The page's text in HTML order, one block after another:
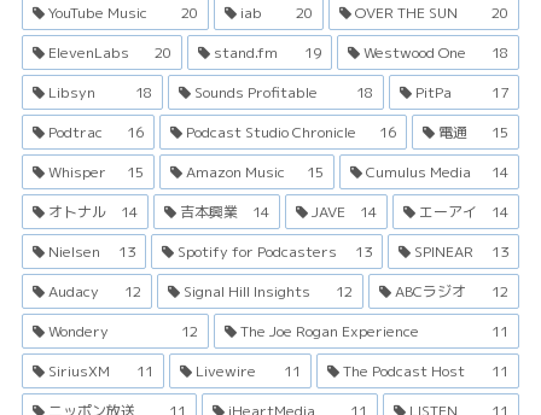
YouTube Music
20 iab 20 OVER THE SUN
20
ElevenLabs
20 stand.fm 19 Westwood One
18
Libsyn
18 Sounds Profitable 18 PitPa
17
Podtrac
16 Podcast Studio Chronicle 16 電通
15
Whisper
15 Amazon Music 15 Cumulus Media
14
オトナル
14 吉本興業 14 JAVE 14 エーアイ
14
Nielsen
13 Spotify for Podcasters 13 SPINEAR
13
Audacy
12 Signal Hill Insights 12 ABCラジオ
12
Wondery
12 The Joe Rogan Experience
11
SiriusXM
11 Livewire 11 The Podcast Host
11
ニッポン放送
11 iHeartMedia 11 LISTEN
11